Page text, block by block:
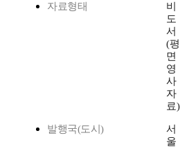
자료형태
비
도
서
(평
면
영
사
자
료)
발행국(도시)
서
울